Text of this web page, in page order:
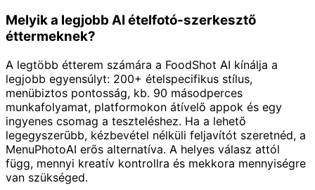
Melyik a legjobb AI ételfotó-szerkesztő
éttermeknek?
A legtöbb étterem számára a FoodShot AI kínálja a
legjobb egyensúlyt: 200+ ételspecifikus stílus,
menübiztos pontosság, kb. 90 másodperces
munkafolyamat, platformokon átívelő appok és egy
ingyenes csomag a teszteléshez. Ha a lehető
legegyszerűbb, kézbevétel nélküli feljavítót szeretnéd, a
MenuPhotoAI erős alternatíva. A helyes válasz attól
függ, mennyi kreatív kontrollra és mekkora mennyiségre
van szükséged.